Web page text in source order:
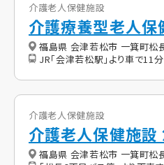
介護老人保健施設
介護療養型老人保
福島県 会津若松市 一箕町松
JR「会津若松駅」より車で11分
介護老人保健施設
介護老人保健施設
福島県 会津若松市 一箕町松